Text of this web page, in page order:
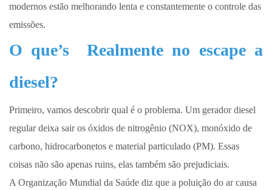
modernos estão melhorando lenta e constantemente o controle das
emissões.
O que’s
Realmente no escape a
diesel?
Primeiro, vamos descobrir qual é o problema. Um gerador diesel
regular deixa sair os óxidos de nitrogênio (NOX), monóxido de
carbono, hidrocarbonetos e material particulado (PM). Essas
coisas não são apenas ruins, elas também são prejudiciais.
A Organização Mundial da Saúde diz que a poluição do ar causa